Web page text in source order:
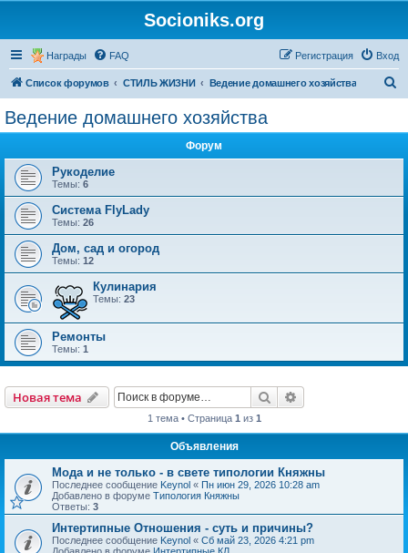
Socioniks.org
Награды FAQ Вход
Регистрация
Список форумов СТИЛЬ ЖИЗНИ Ведение домашнего хозяйства
Ведение домашнего хозяйства
Форум
Рукоделие
Темы: 6
Система FlyLady
Темы: 26
Дом, сад и огород
Темы: 12
Кулинария
Темы: 23
Ремонты
Темы: 1
Новая тема Поиск
1 тема • Страница 1 из 1
Объявления
Мода и не только - в свете типологии Княжны
Последнее сообщение Keynol « Пн июн 29, 2026 10:28 am
Добавлено в форуме Типология Княжны
Ответы: 3
Интертипные Отношения - суть и причины?
Последнее сообщение Keynol « Сб май 23, 2026 4:21 pm